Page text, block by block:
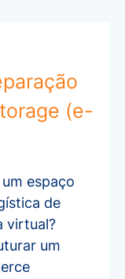
(e-
espaço
de
virtual?
um